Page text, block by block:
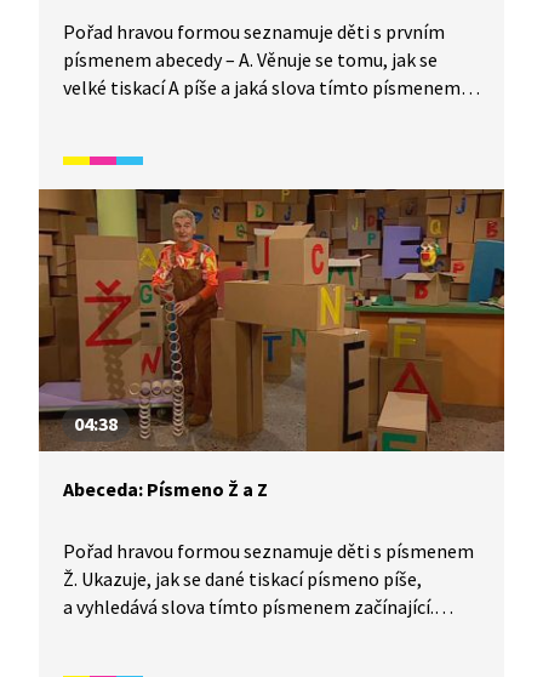
Pořad hravou formou seznamuje děti s prvním
písmenem abecedy – A. Věnuje se tomu, jak se
velké tiskací A píše a jaká slova tímto písmenem
především pro začátečníky mladšího školního
věku.
04:38
Abeceda: Písmeno Ž a Z
Pořad hravou formou seznamuje děti s písmenem
Ž. Ukazuje, jak se dané tiskací písmeno píše,
a vyhledává slova tímto písmenem začínající.